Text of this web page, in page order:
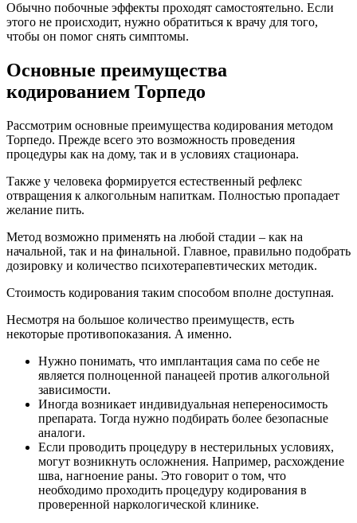
Обычно побочные эффекты проходят самостоятельно. Если
этого не происходит, нужно обратиться к врачу для того,
чтобы он помог снять симптомы.
Основные преимущества
кодированием Торпедо
Рассмотрим основные преимущества кодирования методом
Торпедо. Прежде всего это возможность проведения
процедуры как на дому, так и в условиях стационара.
Также у человека формируется естественный рефлекс
отвращения к алкогольным напиткам. Полностью пропадает
желание пить.
Метод возможно применять на любой стадии – как на
начальной, так и на финальной. Главное, правильно подобрать
дозировку и количество психотерапевтических методик.
Стоимость кодирования таким способом вполне доступная.
Несмотря на большое количество преимуществ, есть
некоторые противопоказания. А именно.
Нужно понимать, что имплантация сама по себе не
является полноценной панацеей против алкогольной
зависимости.
Иногда возникает индивидуальная непереносимость
препарата. Тогда нужно подбирать более безопасные
аналоги.
Если проводить процедуру в нестерильных условиях,
могут возникнуть осложнения. Например, расхождение
шва, нагноение раны. Это говорит о том, что
необходимо проходить процедуру кодирования в
проверенной наркологической клинике.